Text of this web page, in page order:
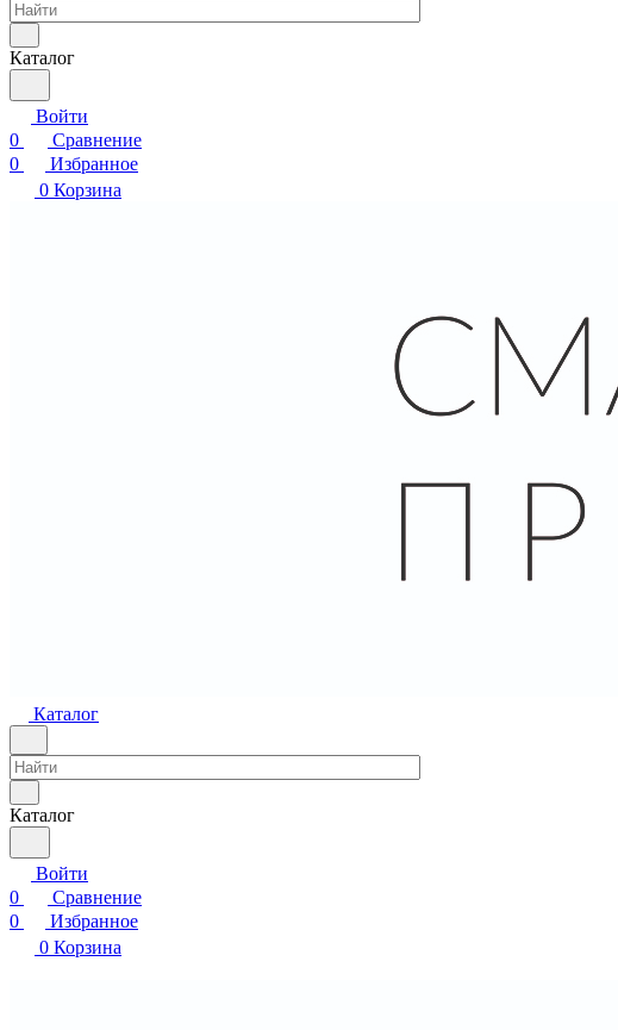
Каталог
Войти
0
Сравнение
0
Избранное
0 Корзина
Каталог
Каталог
Войти
0
Сравнение
0
Избранное
0 Корзина